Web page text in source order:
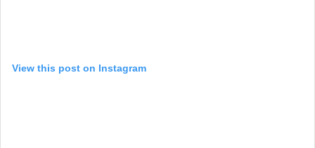
View this post on Instagram